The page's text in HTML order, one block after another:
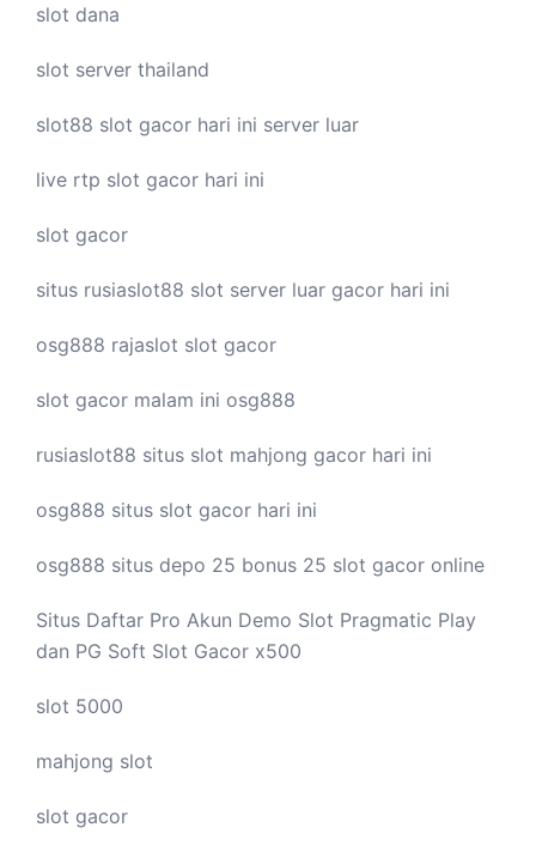
slot dana
slot server thailand
slot88 slot gacor hari ini server luar
live rtp slot gacor hari ini
slot gacor
situs rusiaslot88 slot server luar gacor hari ini
osg888 rajaslot slot gacor
slot gacor malam ini osg888
rusiaslot88 situs slot mahjong gacor hari ini
osg888 situs slot gacor hari ini
osg888 situs depo 25 bonus 25 slot gacor online
Situs Daftar Pro Akun Demo Slot Pragmatic Play
dan PG Soft Slot Gacor x500
slot 5000
mahjong slot
slot gacor